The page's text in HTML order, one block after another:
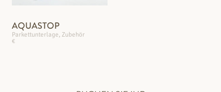
AQUASTOP
Parkettunterlage, Zubehör
€